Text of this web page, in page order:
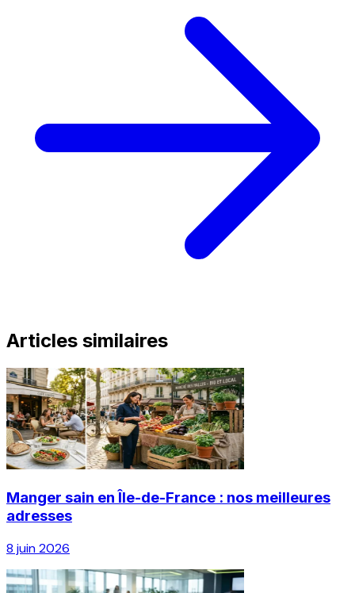
Articles similaires
Manger sain en Île-de-France : nos meilleures
adresses
8 juin 2026